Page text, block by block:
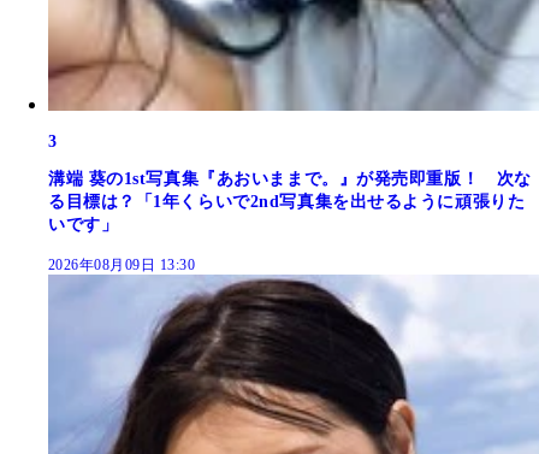
3
溝端 葵の1st写真集『あおいままで。』が発売即重版！ 次な
る目標は？「1年くらいで2nd写真集を出せるように頑張りた
いです」
2026年08月09日 13:30